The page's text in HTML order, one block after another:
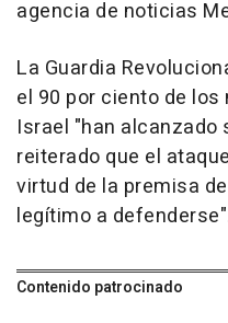
agencia de noticias
La Guardia
el 90 por ciento de
Israel "han alcanzado
reiterado que el
virtud de la premisa
legítimo a
Contenido patrocinado